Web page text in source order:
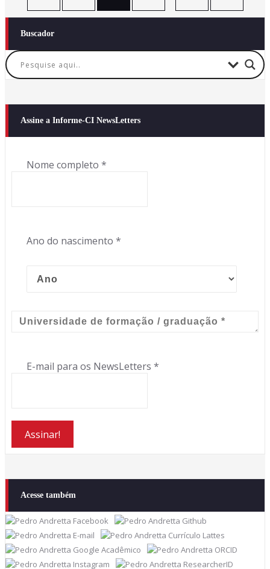
de
posts
Buscador
Assine a Informe-CI NewsLetters
Nome completo *
Ano do nascimento *
E-mail para os NewsLetters *
Acesse também